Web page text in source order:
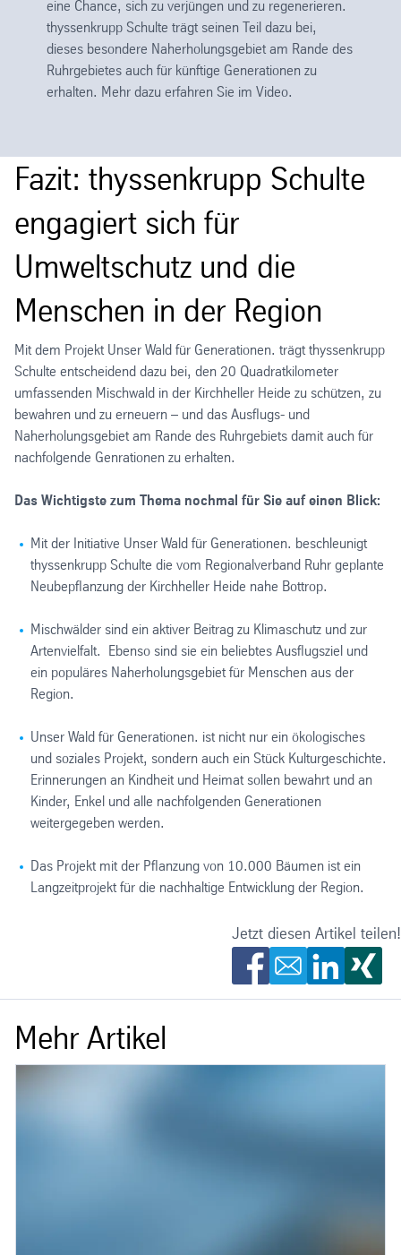
eine Chance, sich zu verjüngen und zu regenerieren.
thyssenkrupp Schulte trägt seinen Teil dazu bei,
dieses besondere Naherholungsgebiet am Rande des
Ruhrgebietes auch für künftige Generationen zu
erhalten. Mehr dazu erfahren Sie im Video.
Fazit: thyssenkrupp Schulte
engagiert sich für
Umweltschutz und die
Menschen in der Region
Mit dem Projekt Unser Wald für Generationen. trägt thyssenkrupp
Schulte entscheidend dazu bei, den 20 Quadratkilometer
umfassenden Mischwald in der Kirchheller Heide zu schützen, zu
bewahren und zu erneuern – und das Ausflugs- und
Naherholungsgebiet am Rande des Ruhrgebiets damit auch für
nachfolgende Genrationen zu erhalten.
Das Wichtigste zum Thema nochmal für Sie auf einen Blick:
Mit der Initiative Unser Wald für Generationen. beschleunigt
thyssenkrupp Schulte die vom Regionalverband Ruhr geplante
Neubepflanzung der Kirchheller Heide nahe Bottrop.
Mischwälder sind ein aktiver Beitrag zu Klimaschutz und zur
Artenvielfalt. Ebenso sind sie ein beliebtes Ausflugsziel und
ein populäres Naherholungsgebiet für Menschen aus der
Region.
Unser Wald für Generationen. ist nicht nur ein ökologisches
und soziales Projekt, sondern auch ein Stück Kulturgeschichte.
Erinnerungen an Kindheit und Heimat sollen bewahrt und an
Kinder, Enkel und alle nachfolgenden Generationen
weitergegeben werden.
Das Projekt mit der Pflanzung von 10.000 Bäumen ist ein
Langzeitprojekt für die nachhaltige Entwicklung der Region.
Jetzt diesen Artikel teilen!
Mehr Artikel